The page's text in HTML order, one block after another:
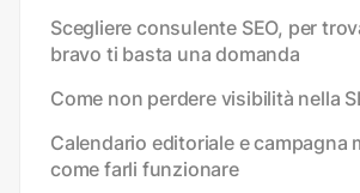
Scegliere consulente SEO, per
bravo ti basta una domanda
Come non perdere visibilità nella
Calendario editoriale e campagna
come farli funzionare